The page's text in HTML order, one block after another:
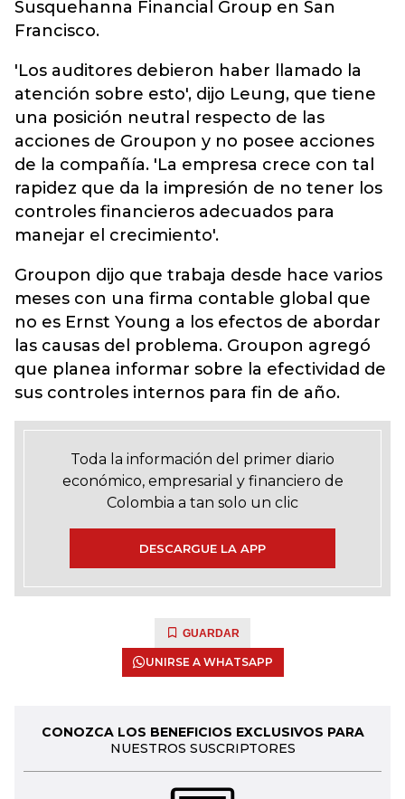
Susquehanna Financial Group en San
Francisco.
'Los auditores debieron haber llamado la
atención sobre esto', dijo Leung, que tiene
una posición neutral respecto de las
acciones de Groupon y no posee acciones
de la compañía. 'La empresa crece con tal
rapidez que da la impresión de no tener los
controles financieros adecuados para
manejar el crecimiento'.
Groupon dijo que trabaja desde hace varios
meses con una firma contable global que
no es Ernst Young a los efectos de abordar
las causas del problema. Groupon agregó
que planea informar sobre la efectividad de
sus controles internos para fin de año.
Toda la información del primer diario
económico, empresarial y financiero de
Colombia a tan solo un clic
DESCARGUE LA APP
GUARDAR
UNIRSE A WHATSAPP
CONOZCA LOS BENEFICIOS EXCLUSIVOS PARA
NUESTROS SUSCRIPTORES